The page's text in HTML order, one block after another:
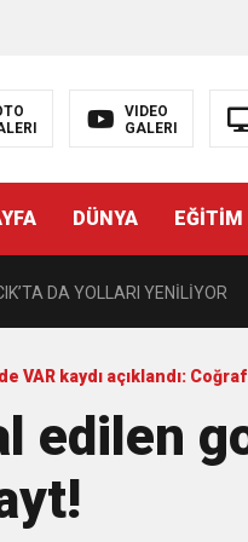
VIDEO
GALERI
DÜNYA EĞİTİM
Yüzücüleri Sertifikalarını Aldı
VE KAHKAHA DOLU GECE
DA YOLLARI YENİLİYOR
TAŞINDI
gençleri İzmir’de
Kurtaran Müdahale
VAR kaydı açıklandı:
edilen